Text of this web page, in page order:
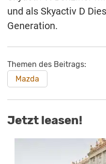
und als Skyactiv D
Generation.
Themen des Beitrags:
Mazda
Jetzt leasen!